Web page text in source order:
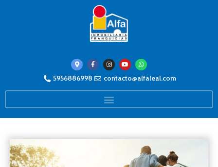
5956886998 contacto@alfaleal.com